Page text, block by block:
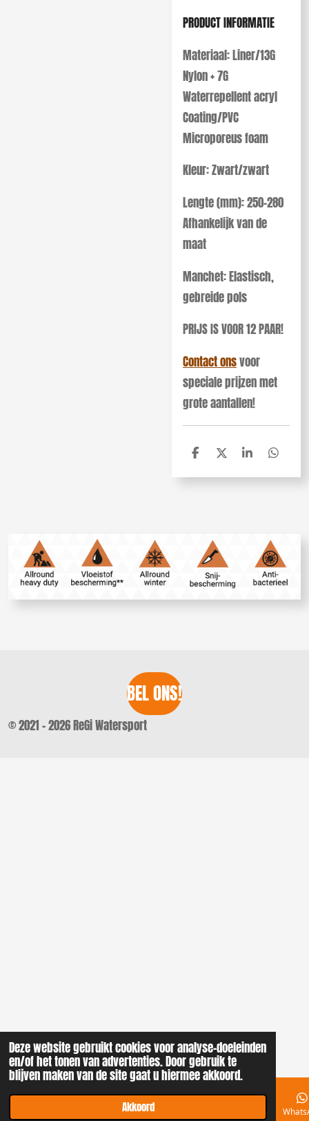
Deze website gebruikt cookies voor analyse-doeleinden
en/of het tonen van advertenties. Door gebruik te
blijven maken van de site gaat u hiermee akkoord.
Akkoord
PRODUCT INFORMATIE
Materiaal:Liner/13G
Nylon + 7G
Waterrepellent acryl
Coating/PVC
Microporeus foam
Kleur:Zwart/zwart
Lengte (mm):250-280
Afhankelijk van de
maat
Manchet:Elastisch,
gebreide pols
PRIJS IS VOOR 12 PAAR!
Contact onsvoor
speciale prijzen met
grote aantallen!
D
l
D
e
S
a
D
l
BEL ONS!
© 2021 - 2026 ReGi Watersport
Telefoonnummer